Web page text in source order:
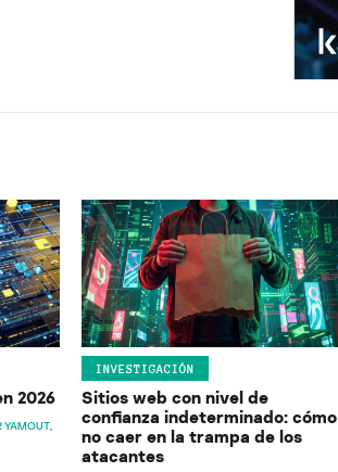
2026
YAMOUT
INVESTIGACIÓN
Sitios web con nivel de
confianza indeterminado: cómo
no caer en la trampa de los
atacantes